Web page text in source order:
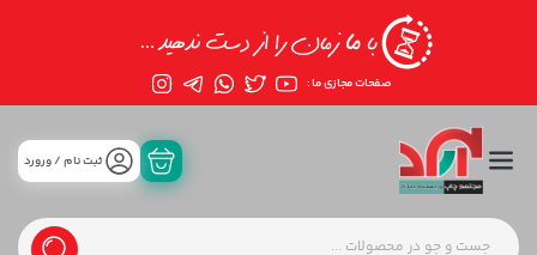
صفحات مجازی ما :
ثبت نام / ورورد